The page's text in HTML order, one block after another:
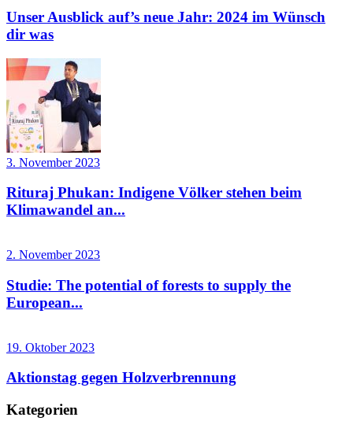
Unser Ausblick auf’s neue Jahr: 2024 im Wünsch
dir was
3. November 2023
Rituraj Phukan: Indigene Völker stehen beim
Klimawandel an...
2. November 2023
Studie: The potential of forests to supply the
European...
19. Oktober 2023
Aktionstag gegen Holzverbrennung
Kategorien